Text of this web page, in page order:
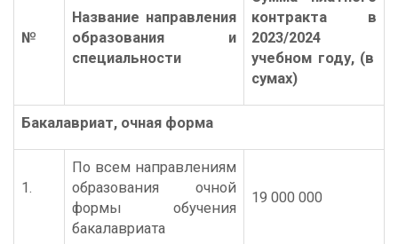
№
Название направления
образования и
специальности
контракта в
2023/2024
учебном году, (в
сумах)
Бакалавриат, очная форма
1.
По всем направлениям
образования очной
формы обучения
бакалавриата
19 000 000